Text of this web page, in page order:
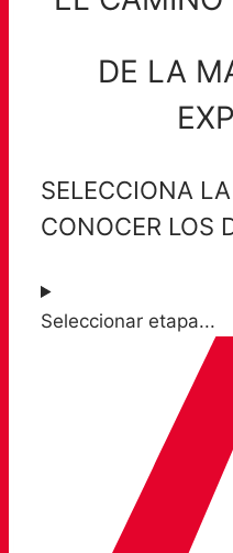
DE LA
SELECCIONA
CONOCER LOS
Seleccionar etapa...